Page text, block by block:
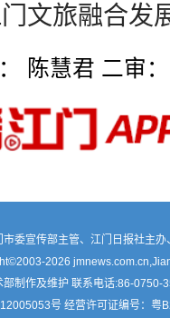
文旅融合发
陈慧君 二审
市委宣传部主管、江门日报社主
2026
部制作及维护 联系电话:86-0750-
号 经营许可证编号： 粤